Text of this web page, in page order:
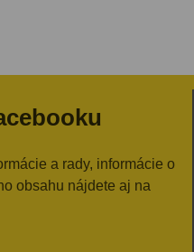
a rady, informácie o
obsahu nájdete aj na